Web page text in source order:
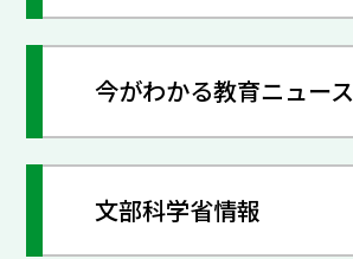
今がわかる教育ニュース
文部科学省情報